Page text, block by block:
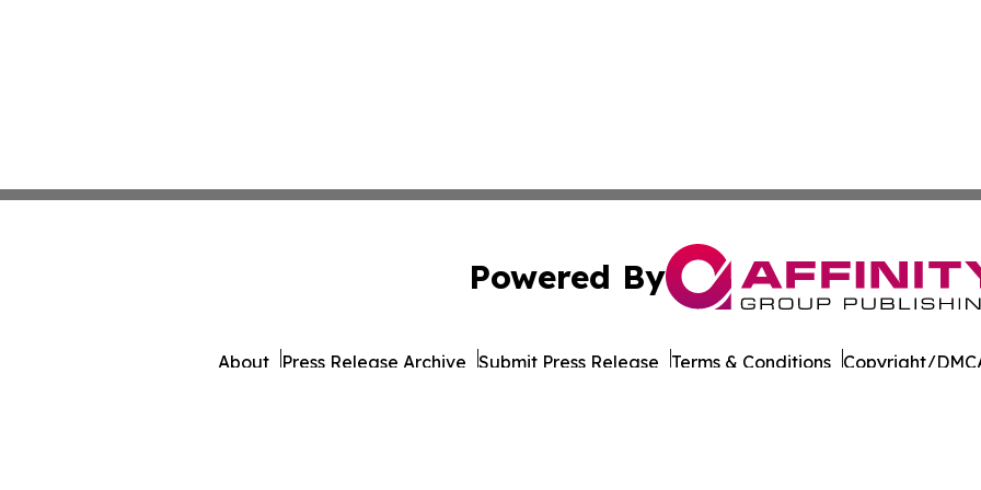
Powered By
About Press Release Archive Submit Press Release Terms & Conditions Copyright/